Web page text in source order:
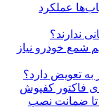
عملکرد
ندارند؟
شمع خودرو نیاز
به تعویض دارد؟
فاکتور کفپوش